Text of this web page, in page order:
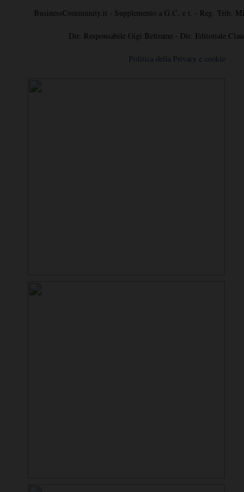
BusinessCommunity.it - Supplemento a G.C. e t. - Reg. Trib.
Dir. Responsabile Gigi Beltrame - Dir. Editoriale
Politica della Privacy e cookie